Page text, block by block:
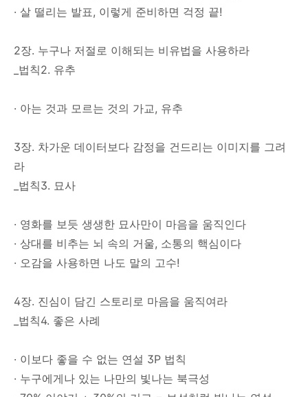
· 살 떨리는 발표, 이렇게 준비하면 걱정 끝!
2장. 누구나 저절로 이해되는 비유법을 사용하라
_법칙2. 유추
· 아는 것과 모르는 것의 가교, 유추
3장. 차가운 데이터보다 감정을 건드리는 이미지를 그려
라
_법칙3. 묘사
· 영화를 보듯 생생한 묘사만이 마음을 움직인다
· 상대를 비추는 뇌 속의 거울, 소통의 핵심이다
· 오감을 사용하면 나도 말의 고수!
4장. 진심이 담긴 스토리로 마음을 움직여라
_법칙4. 좋은 사례
· 이보다 좋을 수 없는 연설 3P 법칙
· 누구에게나 있는 나만의 빛나는 북극성